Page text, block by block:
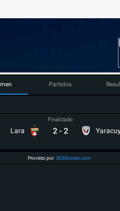
Partidos
Lara
Finalizado
2 - 2
Provisto por 365Scores.com